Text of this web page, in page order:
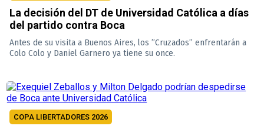
La decisión del DT de Universidad Católica a días
del partido contra Boca
Antes de su visita a Buenos Aires, los ”Cruzados” enfrentarán a
Colo Colo y Daniel Garnero ya tiene su once.
COPA LIBERTADORES 2026